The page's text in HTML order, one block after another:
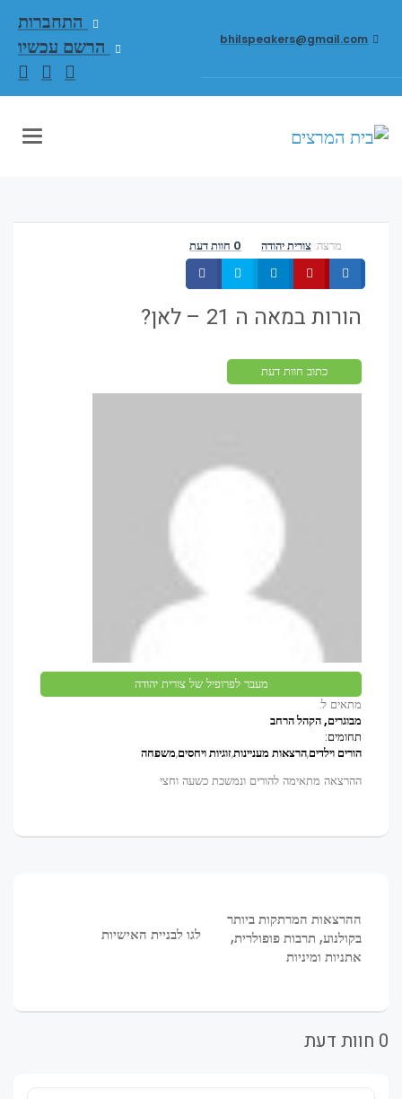
bhilspeakers@gmail.com
התחברות
הרשם עכשיו
ניווט
מרצה:צורית יהודה
הורות במאה ה 21 – לאן?
כתוב חוות דעת
מעבר לפרופיל של צורית יהודה
מתאים ל:
מבוגרים, הקהל הרחב
תחומים:
הורים וילדים,הרצאות מעניינות,זוגיות ויחסים,משפחה
ההרצאה מתאימה להורים ונמשכת כשעה וחצי
ניווט
הקודם
ההרצאות המרתקות ביותר
בקולנוע, תרבות פופולרית,
אתניות ומיניות
הבא
לגו לבניית האישיות